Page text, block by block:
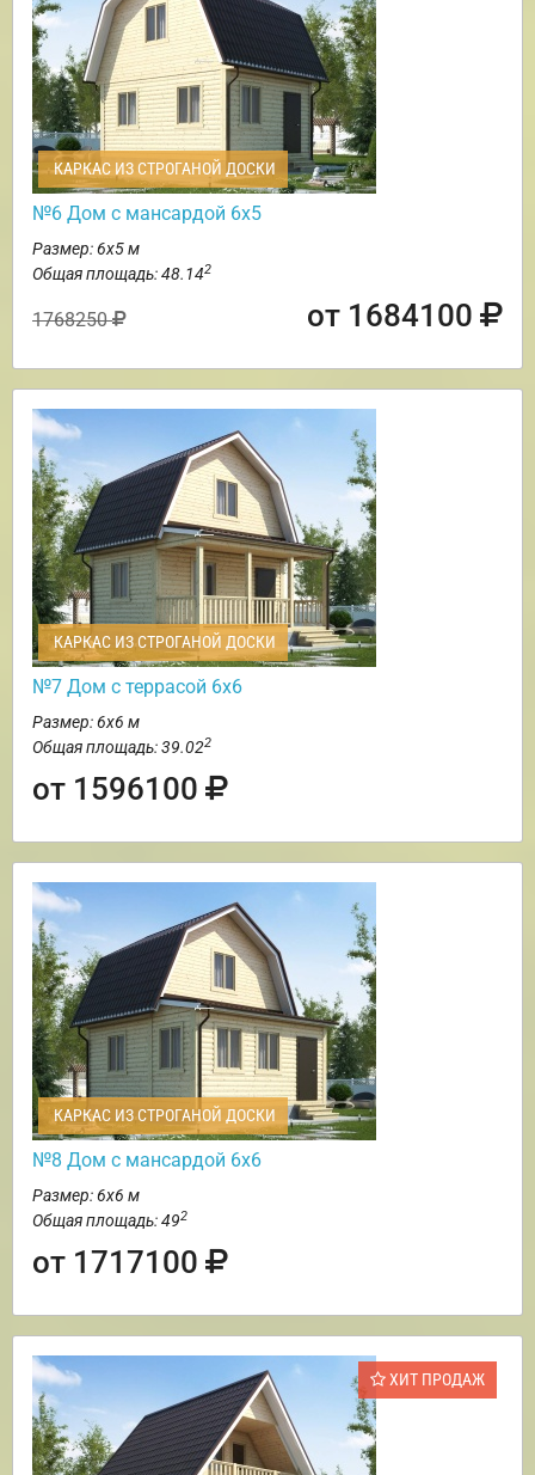
КАРКАС ИЗ СТРОГАНОЙ ДОСКИ
№6 Дом с мансардой 6х5
Размер: 6х5 м
Общая площадь: 48.142
1768250 от 1684100
КАРКАС ИЗ СТРОГАНОЙ ДОСКИ
№7 Дом с террасой 6х6
Размер: 6х6 м
Общая площадь: 39.022
от 1596100
КАРКАС ИЗ СТРОГАНОЙ ДОСКИ
№8 Дом с мансардой 6х6
Размер: 6х6 м
Общая площадь: 492
от 1717100
ХИТ ПРОДАЖ